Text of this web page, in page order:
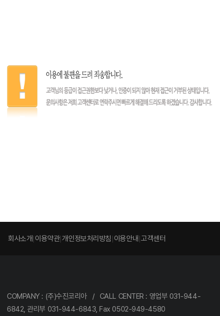
회사소개 이용약관 개인정보처리방침 이용안내 고객센터
COMPANY : (주)수진코리아 / CALL CENTER : 영업부 031-944-
6842, 관리부 031-944-6843, Fax 0502-949-4580